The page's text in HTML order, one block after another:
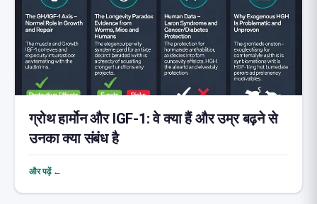
ग्रोथ हार्मोन और IGF-1: वे क्या हैं और उम्र बढ़ने से
उनका क्या संबंध है
और पढ़ें ←